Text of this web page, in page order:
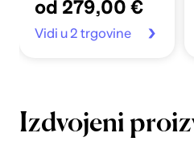
od 279,00 €
Vidi u 2 trgovine
Izdvojeni